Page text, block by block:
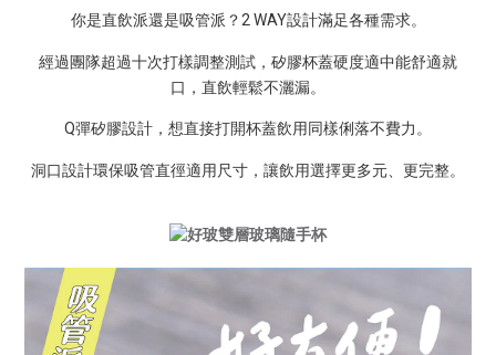
你是直飲派還是吸管派？2 WAY設計滿足各種需求。
經過團隊超過十次打樣調整測試，矽膠杯蓋硬度適中能舒適就
口，直飲輕鬆不灑漏。
Q彈矽膠設計，想直接打開杯蓋飲用同樣俐落不費力。
洞口設計環保吸管直徑適用尺寸，讓飲用選擇更多元、更完整。